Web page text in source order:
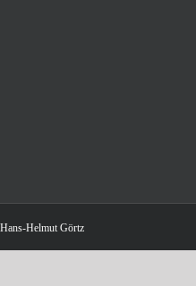
Helmut Görtz